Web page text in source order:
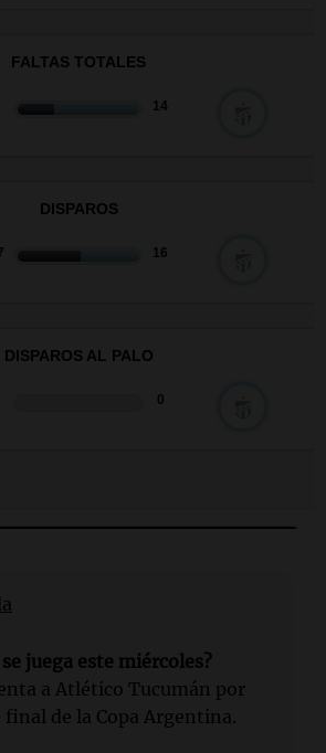
juega este miércoles?
a Atlético Tucumán por
final de la Copa Argentina.